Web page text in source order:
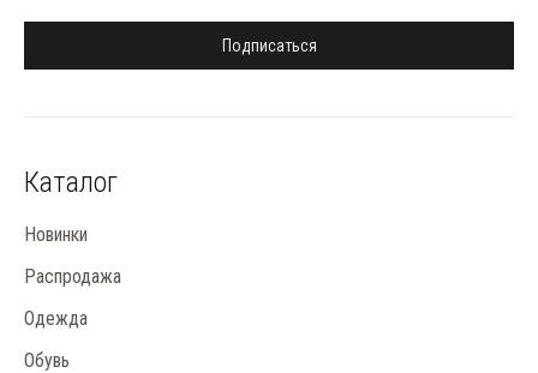
Каталог
Новинки
Распродажа
Одежда
Обувь
Подписаться